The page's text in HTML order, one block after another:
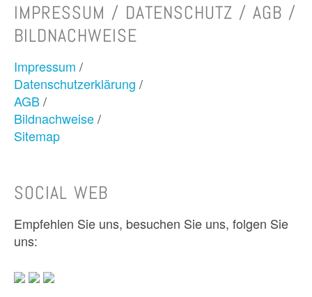
IMPRESSUM / DATENSCHUTZ / AGB /
BILDNACHWEISE
Impressum /
Datenschutzerklärung /
AGB/
Bildnachweise/
Sitemap
SOCIAL WEB
Empfehlen Sie uns, besuchen Sie uns, folgen Sie
uns: